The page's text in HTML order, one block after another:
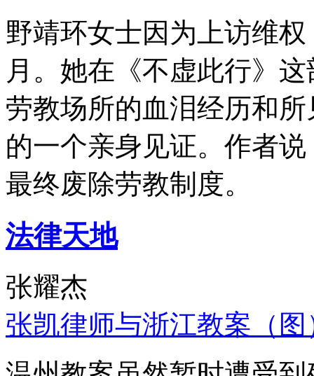
野靖环女士因为上访维
月。她在《不虚此行》
劳教场所的血泪经历和
的一个亲身见证。作者
最终废除劳教制度。
法律天地
张耀杰
张凯律师与浙江教案（图